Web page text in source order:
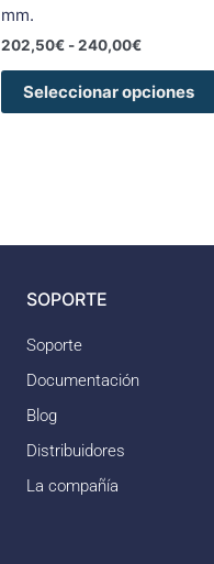
mm.
202,50€ -240,00€
Seleccionar opciones
SOPORTE
Soporte
Documentación
Blog
Distribuidores
La compañía